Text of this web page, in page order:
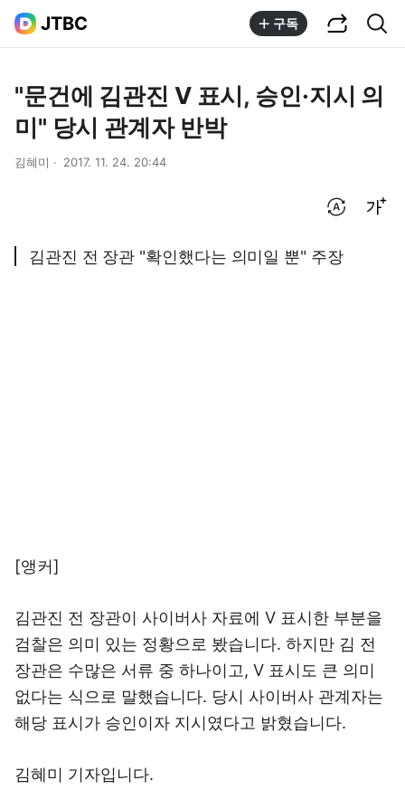
JTBC 구독
"문건에 김관진 V 표시, 승인·지시 의
미" 당시 관계자 반박
김혜미 2017. 11. 24. 20:44
김관진 전 장관 "확인했다는 의미일 뿐" 주장
[앵커]
김관진 전 장관이 사이버사 자료에 V 표시한 부분을
검찰은 의미 있는 정황으로 봤습니다. 하지만 김 전
장관은 수많은 서류 중 하나이고, V 표시도 큰 의미
없다는 식으로 말했습니다. 당시 사이버사 관계자는
해당 표시가 승인이자 지시였다고 밝혔습니다.
김혜미 기자입니다.